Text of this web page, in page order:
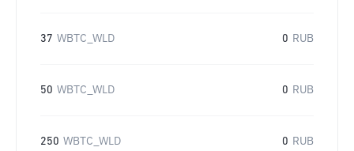
37 WBTC_WLD 0 RUB
50 WBTC_WLD 0 RUB
250 WBTC_WLD 0 RUB